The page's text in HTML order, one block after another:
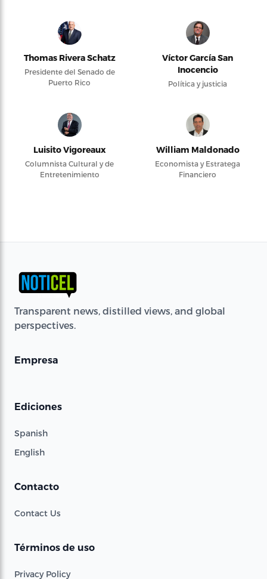
Thomas Rivera Schatz
Presidente del Senado de
Puerto Rico
Víctor García San
Inocencio
Política y justicia
Luisito Vigoreaux
Columnista Cultural y de
Entretenimiento
William Maldonado
Economista y Estratega
Financiero
Transparent news, distilled views, and global
perspectives.
Empresa
Ediciones
Spanish
English
Contacto
Contact Us
Términos de uso
Privacy Policy